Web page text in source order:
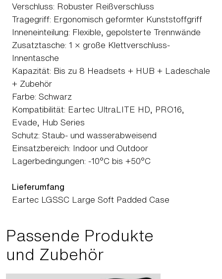
Verschluss: Robuster Reißverschluss
Tragegriff: Ergonomisch geformter Kunststoffgriff
Inneneinteilung: Flexible, gepolsterte Trennwände
Zusatztasche: 1 × große Klettverschluss-
Innentasche
Kapazität: Bis zu 8 Headsets + HUB + Ladeschale
+ Zubehör
Farbe: Schwarz
Kompatibilität: Eartec UltraLITE HD, PRO16,
Evade, Hub Series
Schutz: Staub- und wasserabweisend
Einsatzbereich: Indoor und Outdoor
Lagerbedingungen: -10°C bis +50°C
Lieferumfang
Eartec LGSSC Large Soft Padded Case
Passende Produkte
und Zubehör